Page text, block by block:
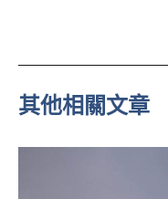
其他相關文章